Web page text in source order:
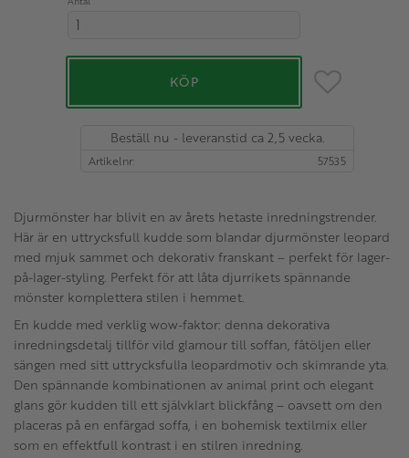
KÖP Lägg till i
Beställ nu - leveranstid ca 2,5 vecka.
Artikelnr 57535
Djurmönster har blivit en av årets hetaste inredningstrender.
Här är en uttrycksfull kudde som blandar djurmönster leopard
med mjuk sammet och dekorativ franskant – perfekt för lager-
på-lager-styling. Perfekt för att låta djurrikets spännande
mönster komplettera stilen i hemmet.
En kudde med verklig wow-faktor: denna dekorativa
inredningsdetalj tillför vild glamour till soffan, fåtöljen eller
sängen med sitt uttrycksfulla leopardmotiv och skimrande yta.
Den spännande kombinationen av animal print och elegant
glans gör kudden till ett självklart blickfång – oavsett om den
placeras på en enfärgad soffa, i en bohemisk textilmix eller
som en effektfull kontrast i en stilren inredning.